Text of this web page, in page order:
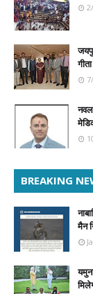
BREAKING
मैन